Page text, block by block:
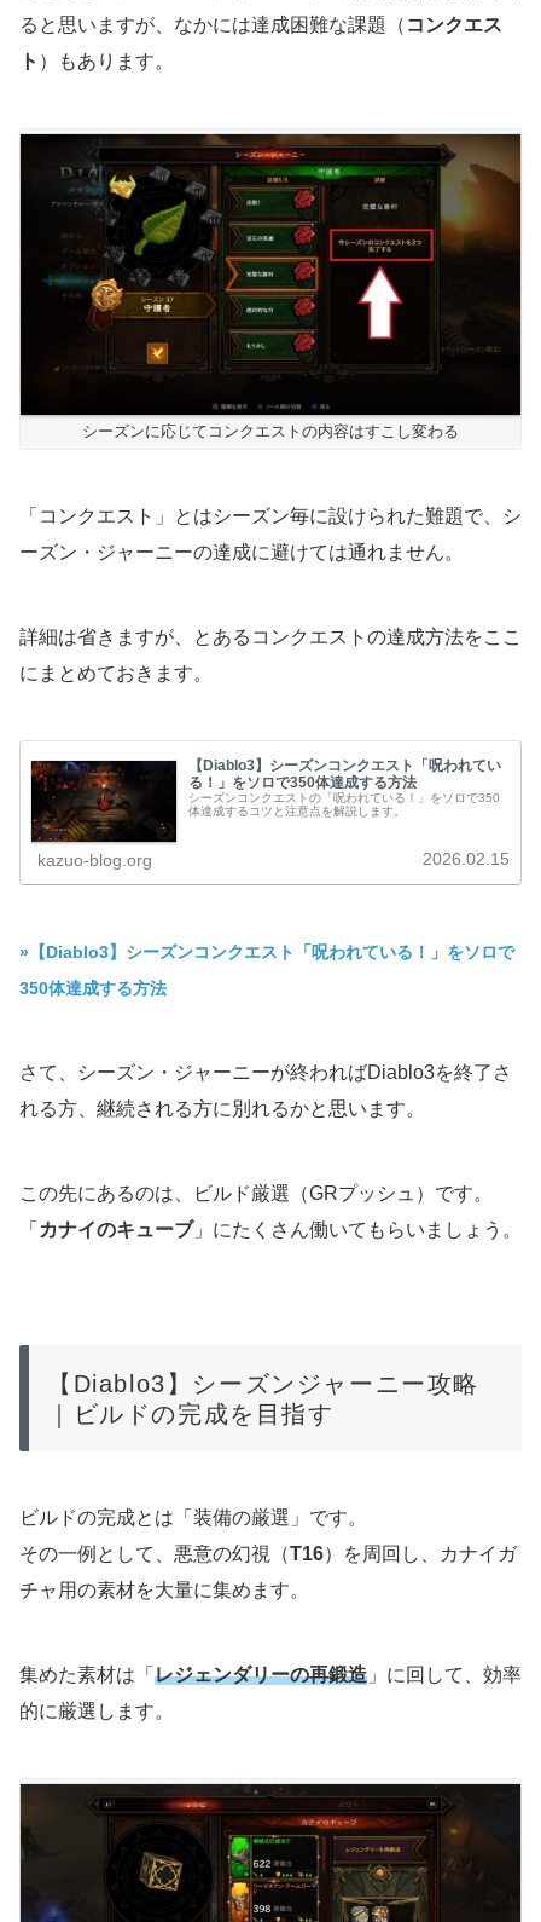
ると思いますが、なかには達成困難な課題（ コンクエス
ト ）もあります。
シーズンに応じてコンクエストの内容はすこし変わる
「コンクエスト」とはシーズン毎に設けられた難題で、シ
ーズン・ジャーニーの達成に避けては通れません。
詳細は省きますが、とあるコンクエストの達成方法をここ
にまとめておきます。
【Diablo3】シーズンコンクエスト「呪われてい
る！」をソロで350体達成する方法
シーズンコンクエストの「呪われている！」をソロで350
体達成するコツと注意点を解説します。
kazuo-blog.org 2026.02.15
»【Diablo3】シーズンコンクエスト「呪われている！」をソロで
350体達成する方法
さて、シーズン・ジャーニーが終わればDiablo3を終了さ
れる方、継続される方に別れるかと思います。
この先にあるのは、ビルド厳選（GRプッシュ）です。
「 カナイのキューブ」にたくさん働いてもらいましょう。
【Diablo3】シーズンジャーニー攻略
｜ビルドの完成を目指す
ビルドの完成とは「装備の厳選」です。
その一例として、悪意の幻視（T16）を周回し、カナイガ
チャ用の素材を大量に集めます。
集めた素材は「 レジェンダリーの再鍛造 」に回して、効率
的に厳選します。